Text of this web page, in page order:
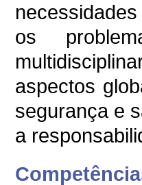
os
aspectos
segurança e
a